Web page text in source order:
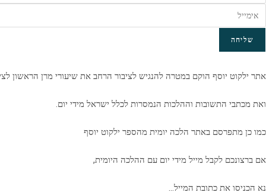
שליחה
אתר ילקוט יוסף הוקם במטרה להנגיש לציבור הרחב את שיעורי מרן הראשון
ואת מכתבי התשובות וההלכות הנמסרות לכלל ישראל מידי יום.
כמו כן מתפרסם באתר הלכה יומית מהספר ילקוט יוסף
אם ברצונכם לקבל מייל מידי יום עם ההלכה היומית,
נא הכניסו את כתובת המייל…